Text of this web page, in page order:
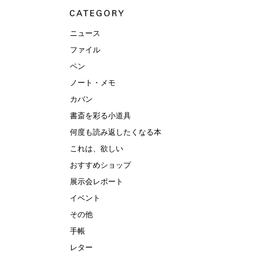
ニュース
ファイル
ペン
ノート・メモ
カバン
書斎を彩る小道具
何度も読み返したくなる本
これは、欲しい
おすすめショップ
展示会レポート
イベント
その他
手帳
レター